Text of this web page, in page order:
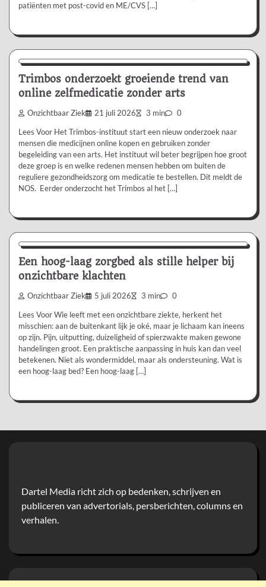
patiënten met post-covid en ME/CVS […]
Nieuws/Informatie
Trimbos onderzoekt groeiende trend van
online zelfmedicatie zonder arts
Onzichtbaar Ziek 21 juli 2026 3 min 0
Lees Voor Het Trimbos-instituut start een nieuw onderzoek naar
mensen die medicijnen online kopen en gebruiken zonder
begeleiding van een arts. Het instituut wil beter begrijpen hoe groot
deze groep is en welke redenen mensen hebben om buiten de
reguliere gezondheidszorg om medicatie te bestellen. Dit meldt de
NOS. Eerder onderzocht het Trimbos al het […]
Aanbevolen
Een hoog-laag zorgbed als stille helper bij
onzichtbare klachten
Onzichtbaar Ziek 5 juli 2026 3 min 0
Lees Voor Wie leeft met een onzichtbare ziekte, herkent het
misschien: aan de buitenkant lijk je oké, maar je lichaam kan ineens
op zijn. Pijn, uitputting, duizeligheid of spierzwakte maken gewone
handelingen groot. Een praktische aanpassing in huis kan dan veel
betekenen. Niet als wondermiddel, maar als ondersteuning. Wat is
een hoog-laag bed? Een hoog-laag […]
Dartel Media richt zich op bedenken, schrijven en
publiceren van advertorials, persberichten, columns en
verhalen.